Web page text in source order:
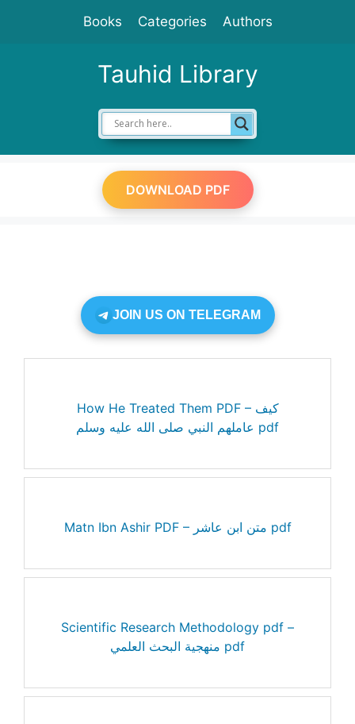
Books Categories Authors
Tauhid Library
DOWNLOAD PDF
JOIN US ON TELEGRAM
How He Treated Them PDF – كيف
عاملهم النبي صلى الله عليه وسلم pdf
Matn Ibn Ashir PDF – متن ابن عاشر pdf
Scientific Research Methodology pdf –
منهجية البحث العلمي pdf